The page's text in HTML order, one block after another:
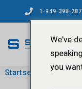
1-949-398-
Startseite / Industrial
We've
you